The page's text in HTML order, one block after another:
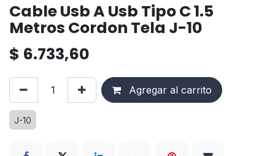
Cable Usb A Usb Tipo C 1.5
Metros Cordon Tela J-10
$ 6.733,60
Agregar al carrito
J-10